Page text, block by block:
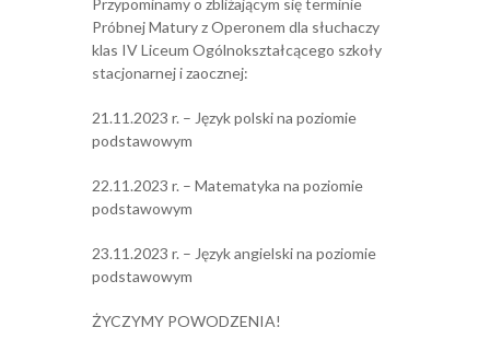
Próbnej Matury z Operonem dla słuchaczy
klas IV Liceum Ogólnokształcącego szkoły
stacjonarnej i zaocznej:
21.11.2023 r. – Język polski na poziomie
podstawowym
22.11.2023 r. – Matematyka na poziomie
podstawowym
23.11.2023 r. – Język angielski na poziomie
podstawowym
ŻYCZYMY POWODZENIA!